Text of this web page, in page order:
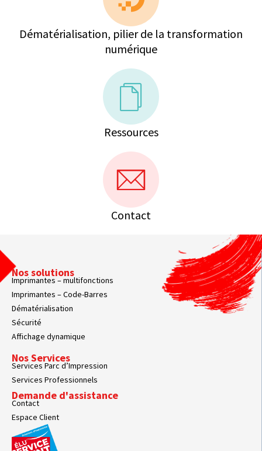
Dématérialisation, pilier de la transformation
numérique
Ressources
Contact
Nos solutions
Imprimantes – multifonctions
Imprimantes – Code-Barres
Dématérialisation
Sécurité
Affichage dynamique
Nos Services
Services Parc d’Impression
Services Professionnels
Demande d'assistance
Contact
Espace Client